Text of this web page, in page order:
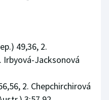
49,36, 2.
Irbyová-Jacksonová
2. Chepchirchirová